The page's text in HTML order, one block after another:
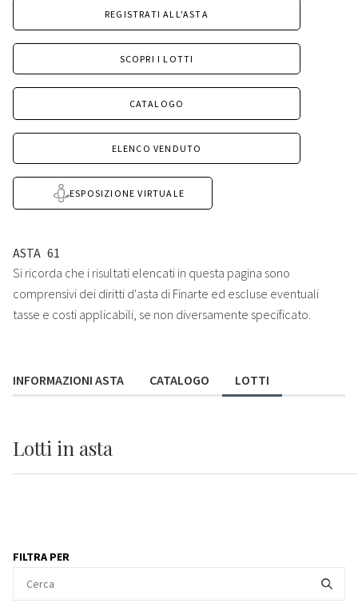
REGISTRATI ALL'ASTA
SCOPRI I LOTTI
CATALOGO
ELENCO VENDUTO
ESPOSIZIONE VIRTUALE
ASTA 61
Si ricorda che i risultati elencati in questa pagina sono
comprensivi dei diritti d'asta di Finarte ed escluse eventuali
tasse e costi applicabili, se non diversamente specificato.
INFORMAZIONI ASTA CATALOGO LOTTI
Lotti in asta
FILTRA PER